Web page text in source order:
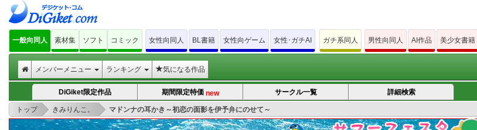
一般向同人 素材集 ソフト コミック 女性向同人 BL書籍 女性向ゲーム 女性･ガチAI ガチ系同人 男性向同人 AI作品 美少女書籍
メンバーメニュー ランキング 気になる作品
DiGiket限定作品 期間限定特価 new サークル一覧 詳細検索
トップ > きみりんこ。 > マドンナの耳かき～初恋の面影を伊予弁にのせて～